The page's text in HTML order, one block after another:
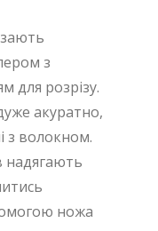
з
для розрізу.
акуратно,
з волокном.
надягають
ножа